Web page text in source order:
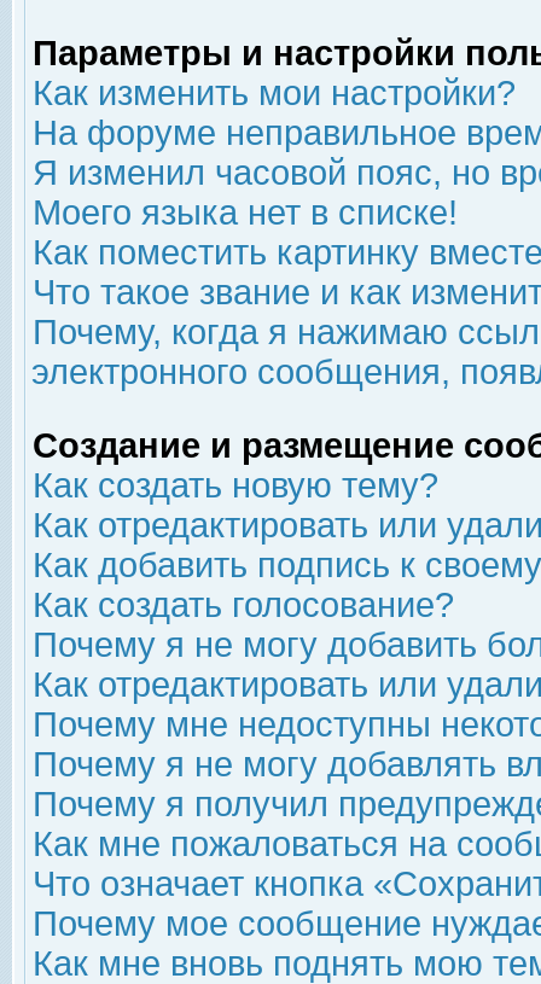
Параметры и настройки
Как изменить мои настройки?
На форуме неправильное
Я изменил часовой пояс, но
Моего языка нет в списке!
Как поместить картинку
Что такое звание и как
Почему, когда я нажимаю
электронного сообщения,
Создание и размещение
Как создать новую тему?
Как отредактировать или
Как добавить подпись к
Как создать голосование?
Почему я не могу добавить
Как отредактировать или
Почему мне недоступны
Почему я не могу добавлять
Почему я получил
Как мне пожаловаться на
Что означает кнопка
Почему мое сообщение
Как мне вновь поднять мою